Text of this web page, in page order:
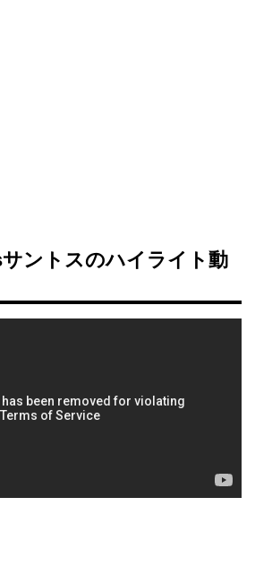
ントスのハイライト動